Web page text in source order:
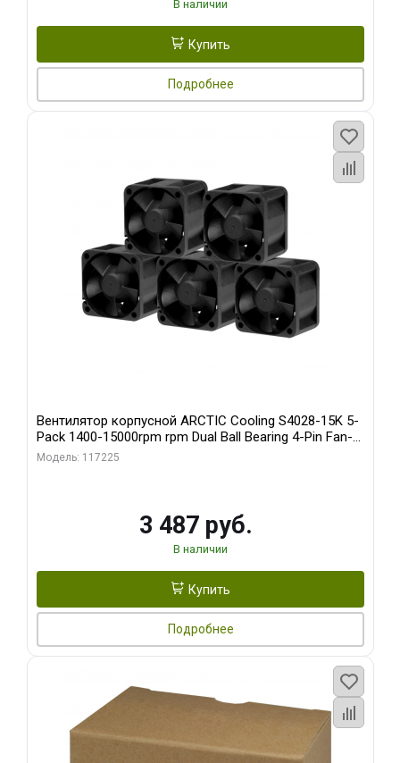
В наличии
Купить
Подробнее
Вентилятор корпусной ARCTIC Cooling S4028-15K 5-
Pack 1400-15000rpm rpm Dual Ball Bearing 4-Pin Fan-
Connector (ACFAN00274A)
Модель: 117225
3 487 руб.
В наличии
Купить
Подробнее